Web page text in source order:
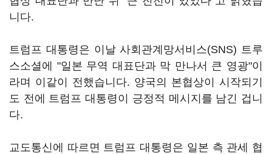
니다.
트럼프 대통령은 이날 사회관계망서비스(SNS) 트루
스소셜에 "일본 무역 대표단과 막 만나서 큰 영광"이
라며 이같이 전했습니다. 양국의 본협상이 시작되기
도 전에 트럼프 대통령이 긍정적 메시지를 남긴 겁니
다.
교도통신에 따르면 트럼프 대통령은 일본 측 관세 협